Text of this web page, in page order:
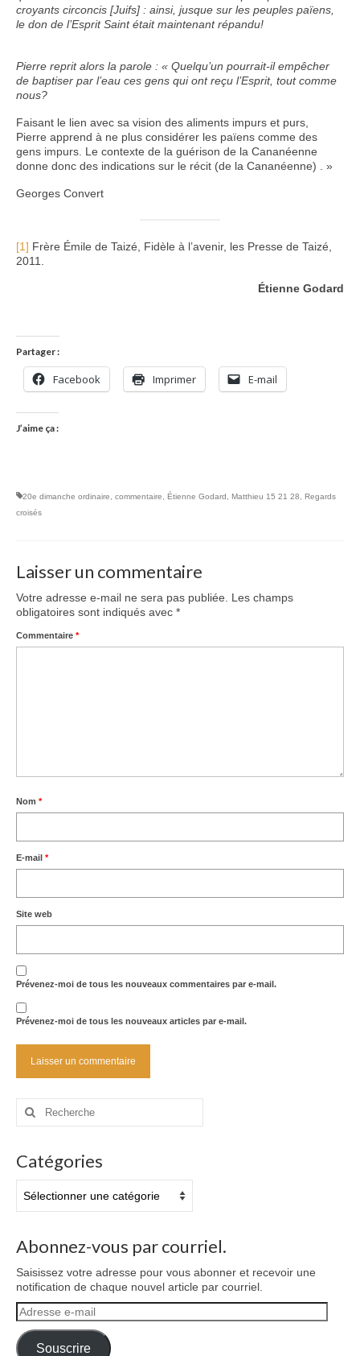
croyants circoncis [Juifs] : ainsi, jusque sur les peuples païens,
le don de l’Esprit Saint était maintenant répandu!
Pierre reprit alors la parole : « Quelqu’un pourrait-il empêcher
de baptiser par l’eau ces gens qui ont reçu l’Esprit, tout comme
nous?
Faisant le lien avec sa vision des aliments impurs et purs,
Pierre apprend à ne plus considérer les païens comme des
gens impurs. Le contexte de la guérison de la Cananéenne
donne donc des indications sur le récit (de la Cananéenne) . »
Georges Convert
[1] Frère Émile de Taizé, Fidèle à l’avenir, les Presse de Taizé,
2011.
Étienne Godard
Partager :
Facebook Imprimer E-mail
J’aime ça :
20e dimanche ordinaire commentaire Étienne Godard Matthieu 15 21 28
Regards
croisés
Laisser un commentaire
Votre adresse e-mail ne sera pas publiée.
Les champs
obligatoires sont indiqués avec *
Commentaire *
Nom *
E-mail *
Site web
Prévenez-moi de tous les nouveaux commentaires par e-mail.
Prévenez-moi de tous les nouveaux articles par e-mail.
Rechercher
Catégories
Abonnez-vous par courriel.
Saisissez votre adresse pour vous abonner et recevoir une
notification de chaque nouvel article par courriel.
Adresse
e-
mail
Souscrire